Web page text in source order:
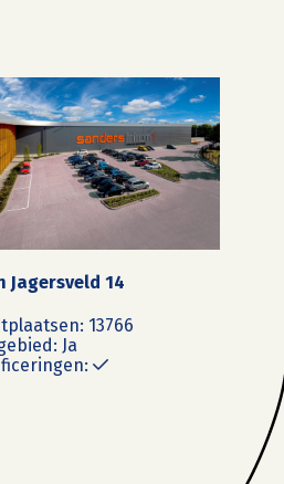
Jagersveld 14
plaatsen: 13766
Ja